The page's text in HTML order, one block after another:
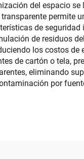
del espacio
permite
de
de residuos
los costos
de cartón o tela,
eliminando
por